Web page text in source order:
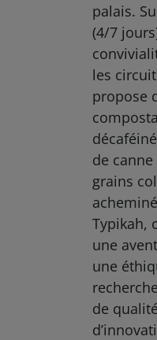
palais.
(4/7
les
propose
de
grains
Typikah,
une
une
de